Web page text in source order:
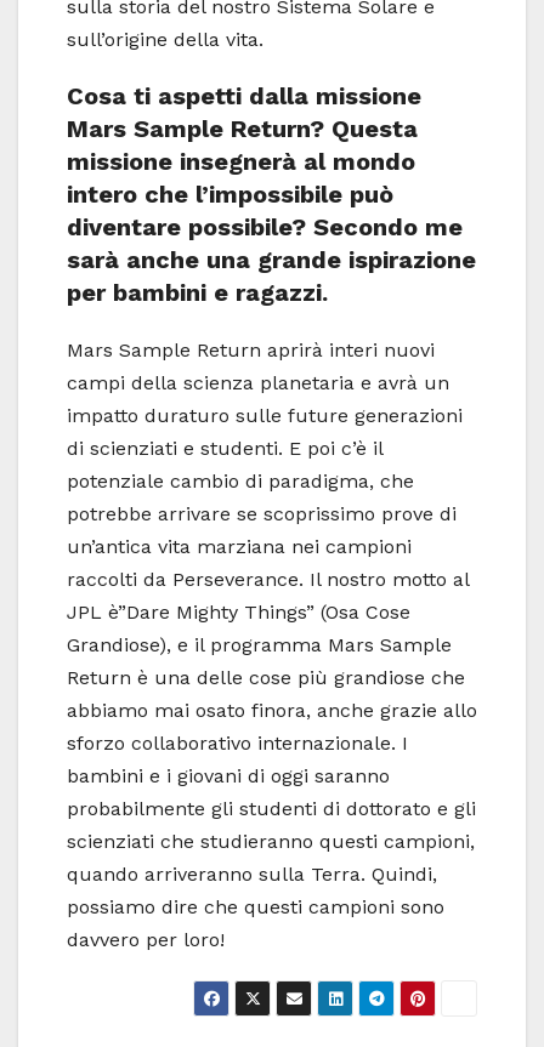
sulla storia del nostro Sistema Solare e
sull’origine della vita.
Cosa ti aspetti dalla missione
Mars Sample Return? Questa
missione insegnerà al mondo
intero che l’impossibile può
diventare possibile? Secondo me
sarà anche una grande ispirazione
per bambini e ragazzi.
Mars Sample Return aprirà interi nuovi
campi della scienza planetaria e avrà un
impatto duraturo sulle future generazioni
di scienziati e studenti. E poi c’è il
potenziale cambio di paradigma, che
potrebbe arrivare se scoprissimo prove di
un’antica vita marziana nei campioni
raccolti da Perseverance. Il nostro motto al
JPL è”Dare Mighty Things” (Osa Cose
Grandiose), e il programma Mars Sample
Return è una delle cose più grandiose che
abbiamo mai osato finora, anche grazie allo
sforzo collaborativo internazionale. I
bambini e i giovani di oggi saranno
probabilmente gli studenti di dottorato e gli
scienziati che studieranno questi campioni,
quando arriveranno sulla Terra. Quindi,
possiamo dire che questi campioni sono
davvero per loro!